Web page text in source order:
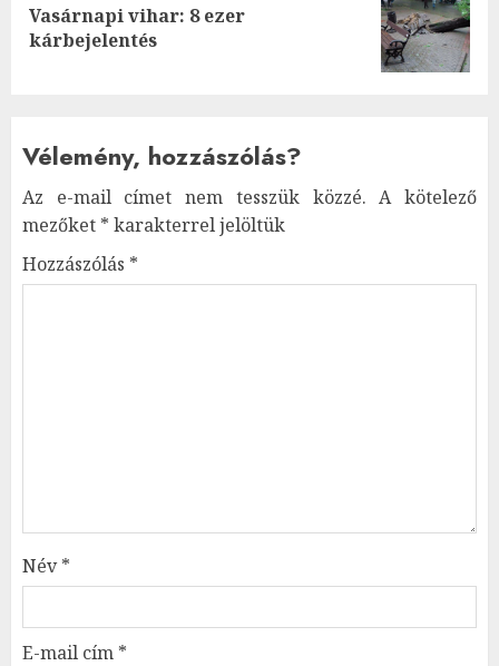
Next
post:
Vasárnapi vihar: 8 ezer
kárbejelentés
Vélemény, hozzászólás?
Az e-mail címet nem tesszük közzé. A kötelező
mezőket * karakterrel jelöltük
Hozzászólás *
Név*
E-mail cím *